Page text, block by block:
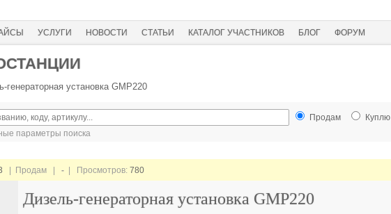
УСЛУГИ НОВОСТИ СТАТЬИ КАТАЛОГ УЧАСТНИКОВ БЛОГ ФОРУМ
генераторная установка GMP220
Продам
Куплю
параметры поиска
| Продам | - | Просмотров: 780
Дизель-генераторная установка GMP220